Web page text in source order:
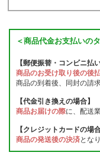
＜商品代金お支払いの
【郵便振替・コンビニ払
商品のお受け取り後の後
商品の到着後、同封の請
【代金引き換えの場合】
商品お届けの際に、配送
【クレジットカードの場合
商品の発送後の決済とな